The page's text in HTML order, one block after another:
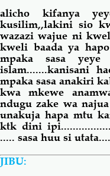
Familia-Jamii
Chemsha Bongo
Mapishi
alicho kifanya
kusilim,,lakini sio
wazazi wajue ni
kweli baada ya
mpaka sasa
islam.......kanisani
mpaka sasa anakiri
kwa mkewe
ndugu zake wa
unakuja hapa mtu
ktk dini
..... sasa huu si
JIBU: